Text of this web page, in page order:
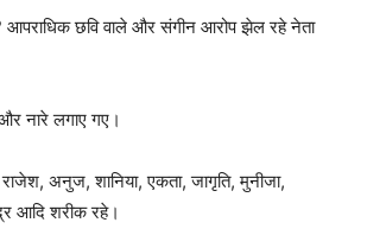
आपराधिक छवि वाले और संगीन आरोप झेल रहे नेता
नारे लगाए गए।
अनुज, शानिया, एकता, जागृति, मुनीजा,
आदि शरीक रहे।